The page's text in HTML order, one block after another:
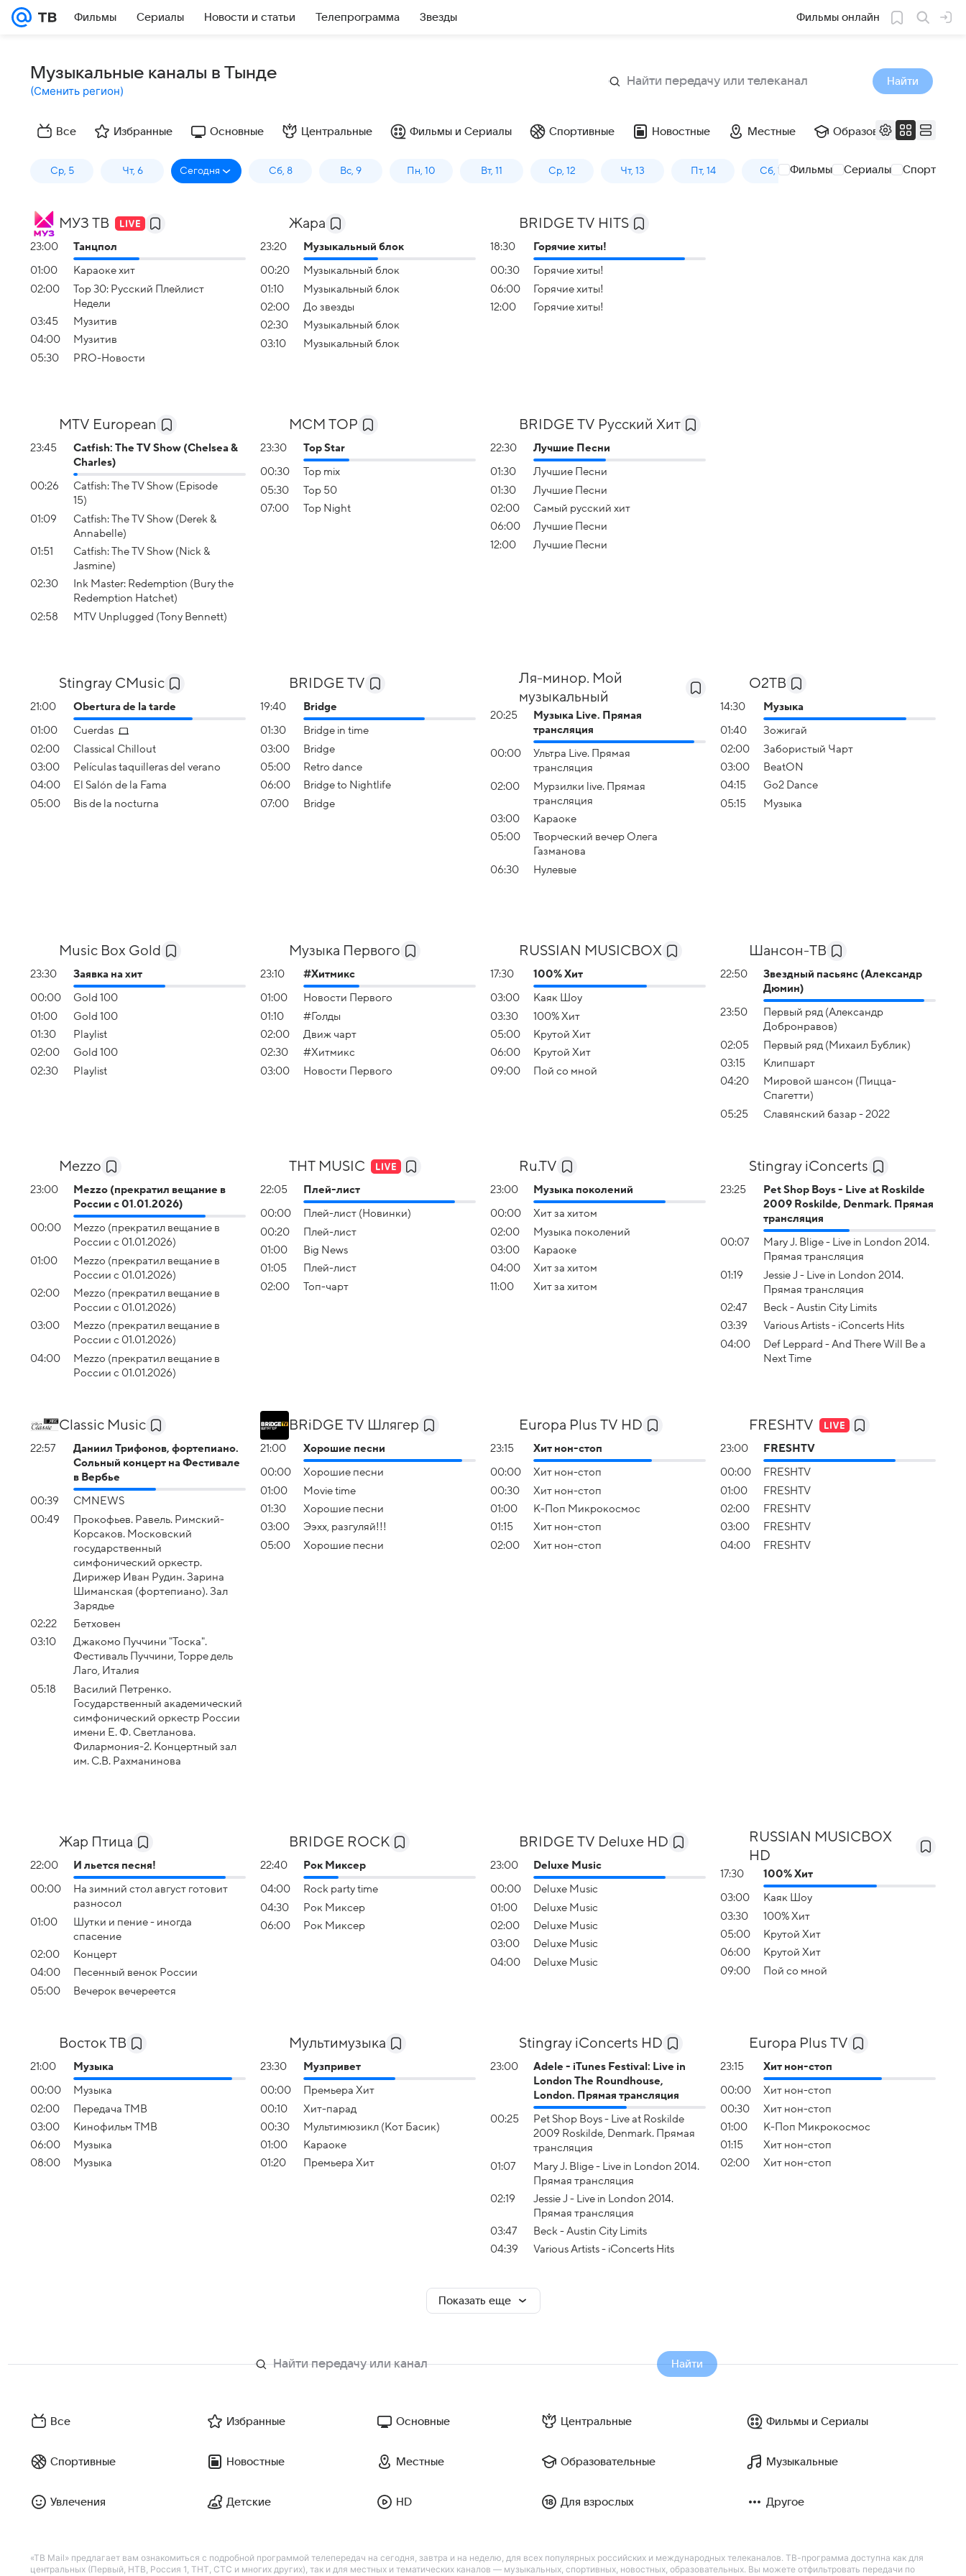
Фильмы Сериалы Новости и статьи Телепрограмма Звезды Фильмы онлайн
Музыкальные каналы в Тынде
(Сменить регион)
Найти
Все Избранные Основные Центральные Фильмы и Сериалы Спортивные Новостные Местные Образовательные
Ср, 5 Чт, 6 Сегодня Сб, 8 Вс, 9 Пн, 10 Вт, 11 Ср, 12 Чт, 13 Пт, 14 Сб, 15 Вс, 16
Фильмы Сериалы Спорт
МУЗ ТВ
23:00 Танцпол
01:00
Караоке хит
02:00
Top 30: Русский Плейлист
Недели
03:45
Музитив
04:00
Музитив
05:30
PRO-Новости
Жара
23:20 Музыкальный блок
00:20
Музыкальный блок
01:10
Музыкальный блок
02:00
До звезды
02:30
Музыкальный блок
03:10
Музыкальный блок
BRIDGE TV HITS
18:30 Горячие хиты!
00:30
Горячие хиты!
06:00
Горячие хиты!
12:00
Горячие хиты!
MTV European
23:45
Catfish: The TV Show (Chelsea &
Charles)
00:26
Catfish: The TV Show (Episode
15)
01:09
Catfish: The TV Show (Derek &
Annabelle)
01:51
Catfish: The TV Show (Nick &
Jasmine)
02:30
Ink Master: Redemption (Bury the
Redemption Hatchet)
02:58
MTV Unplugged (Tony Bennett)
MCM TOP
23:30 Top Star
00:30
Top mix
05:30
Top 50
07:00
Top Night
BRIDGE TV Русский Хит
22:30 Лучшие Песни
01:30
Лучшие Песни
01:30
Лучшие Песни
02:00
Самый русский хит
06:00
Лучшие Песни
12:00
Лучшие Песни
Stingray CMusic
21:00 Obertura de la tarde
01:00
Cuerdas
02:00
Classical Chillout
03:00
Películas taquilleras del verano
04:00
El Salón de la Fama
05:00
Bis de la nocturna
BRIDGE TV
19:40 Bridge
01:30
Bridge in time
03:00
Bridge
05:00
Retro dance
06:00
Bridge to Nightlife
07:00
Bridge
Ля-минор. Мой
музыкальный
20:25
Музыка Live. Прямая
трансляция
00:00
Ультра Live. Прямая
трансляция
02:00
Мурзилки live. Прямая
трансляция
03:00
Караоке
05:00
Творческий вечер Олега
Газманова
06:30
Нулевые
О2ТВ
14:30 Музыка
01:40
Зожигай
02:00
Забористый Чарт
03:00
BeatON
04:15
Go2 Dance
05:15
Музыка
Music Box Gold
23:30 Заявка на хит
00:00
Gold 100
01:00
Gold 100
01:30
Playlist
02:00
Gold 100
02:30
Playlist
Музыка Первого
23:10 #Хитмикс
01:00
Новости Первого
01:10
#Голды
02:00
Движ чарт
02:30
#Хитмикс
03:00
Новости Первого
RUSSIAN MUSICBOX
17:30 100% Хит
03:00
Каяк Шоу
03:30
100% Хит
05:00
Крутой Хит
06:00
Крутой Хит
09:00
Пой со мной
Шансон-TB
22:50
Звездный пасьянс (Александр
Дюмин)
23:50
Первый ряд (Александр
Добронравов)
02:05
Первый ряд (Михаил Бублик)
03:15
Клипшарт
04:20
Мировой шансон (Пицца-
Спагетти)
05:25
Славянский базар - 2022
Mezzo
23:00
Mezzo (прекратил вещание в
России с 01.01.2026)
00:00
Mezzo (прекратил вещание в
России с 01.01.2026)
01:00
Mezzo (прекратил вещание в
России с 01.01.2026)
02:00
Mezzo (прекратил вещание в
России с 01.01.2026)
03:00
Mezzo (прекратил вещание в
России с 01.01.2026)
04:00
Mezzo (прекратил вещание в
России с 01.01.2026)
ТНТ MUSIC
22:05 Плей-лист
00:00
Плей-лист (Новинки)
00:20
Плей-лист
01:00
Big News
01:05
Плей-лист
02:00
Топ-чарт
Ru.TV
23:00 Музыка поколений
00:00
Хит за хитом
02:00
Музыка поколений
03:00
Караоке
04:00
Хит за хитом
11:00
Хит за хитом
Stingray iConcerts
23:25
Pet Shop Boys - Live at Roskilde
2009 Roskilde, Denmark. Прямая
трансляция
00:07
Mary J. Blige - Live in London 2014.
Прямая трансляция
01:19
Jessie J - Live in London 2014.
Прямая трансляция
02:47
Beck - Austin City Limits
03:39
Various Artists - iConcerts Hits
04:00
Def Leppard - And There Will Be a
Next Time
Classic Music
22:57
Даниил Трифонов, фортепиано.
Сольный концерт на Фестивале
в Вербье
00:39
СМNEWS
00:49
Прокофьев. Равель. Римский-
Корсаков. Московский
государственный
симфонический оркестр.
Дирижер Иван Рудин. Зарина
Шиманская (фортепиано). Зал
Зарядье
02:22
Бетховен
03:10
Джакомо Пуччини "Тоска".
Фестиваль Пуччини, Торре дель
Лаго, Италия
05:18
Василий Петренко.
Государственный академический
симфонический оркестр России
имени Е. Ф. Светланова.
Филармония-2. Концертный зал
им. С.В. Рахманинова
BRiDGE TV Шлягер
21:00 Хорошие песни
00:00
Хорошие песни
01:00
Movie time
01:30
Хорошие песни
03:00
Ээхх, разгуляй!!!
05:00
Хорошие песни
Europa Plus TV HD
23:15 Хит нон-стоп
00:00
Хит нон-стоп
00:30
Хит нон-стоп
01:00
К-Поп Микрокосмос
01:15
Хит нон-стоп
02:00
Хит нон-стоп
FRESHTV
23:00 FRESHTV
00:00
FRESHTV
01:00
FRESHTV
02:00
FRESHTV
03:00
FRESHTV
04:00
FRESHTV
Жар Птица
22:00 И льется песня!
00:00
На зимний стол август готовит
разносол
01:00
Шутки и пение - иногда
спасение
02:00
Концерт
04:00
Песенный венок России
05:00
Вечерок вечереется
BRIDGE ROCK
22:40 Рок Миксер
04:00
Rock party time
04:30
Рок Миксер
06:00
Рок Миксер
BRIDGE TV Deluxe HD
23:00 Deluxe Music
00:00
Deluxe Music
01:00
Deluxe Music
02:00
Deluxe Music
03:00
Deluxe Music
04:00
Deluxe Music
RUSSIAN MUSICBOX
HD
17:30 100% Хит
03:00
Каяк Шоу
03:30
100% Хит
05:00
Крутой Хит
06:00
Крутой Хит
09:00
Пой со мной
Восток ТВ
21:00 Музыка
00:00
Музыка
02:00
Передача ТМВ
03:00
Кинофильм ТМВ
06:00
Музыка
08:00
Музыка
Мультимузыка
23:30 Музпривет
00:00
Премьера Хит
00:10
Хит-парад
00:30
Мультимюзикл (Кот Басик)
01:00
Караоке
01:20
Премьера Хит
Stingray iConcerts HD
23:00
Adele - iTunes Festival: Live in
London The Roundhouse,
London. Прямая трансляция
00:25
Pet Shop Boys - Live at Roskilde
2009 Roskilde, Denmark. Прямая
трансляция
01:07
Mary J. Blige - Live in London 2014.
Прямая трансляция
02:19
Jessie J - Live in London 2014.
Прямая трансляция
03:47
Beck - Austin City Limits
04:39
Various Artists - iConcerts Hits
Europa Plus TV
23:15 Хит нон-стоп
00:00
Хит нон-стоп
00:30
Хит нон-стоп
01:00
К-Поп Микрокосмос
01:15
Хит нон-стоп
02:00
Хит нон-стоп
Показать еще
Найти
Все Избранные Основные Центральные Фильмы и Сериалы
Спортивные Новостные Местные Образовательные Музыкальные
Увлечения Детские HD Для взрослых Другое
«ТВ Mail» предлагает вам ознакомиться с подробной программой телепередач на сегодня, завтра и на неделю, для всех популярных российских и международных телеканалов. ТВ-программа доступна как для
центральных (Первый, НТВ, Россия 1, ТНТ, СТС и многих других), так и для местных и тематических каналов — музыкальных, спортивных, новостных, образовательных. Вы можете отфильтровать передачи по